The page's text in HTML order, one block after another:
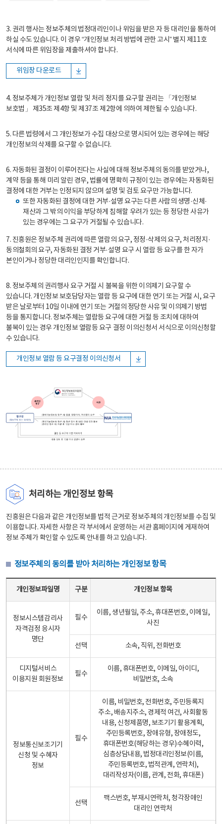
3. 권리 행사는 정보주체의 법정대리인이나 위임을 받은 자 등 대리인을 통하여
하실 수도 있습니다. 이 경우 “개인정보 처리 방법에 관한 고시” 별지 제11호
서식에 따른 위임장을 제출하셔야 합니다.
위임장 다운로드
4. 정보주체가 개인정보 열람 및 처리 정지를 요구할 권리는 「개인정보
보호법」 제35조 제4항 및 제37조 제2항에 의하여 제한될 수 있습니다.
5. 다른 법령에서 그 개인정보가 수집 대상으로 명시되어 있는 경우에는 해당
개인정보의 삭제를 요구할 수 없습니다.
6. 자동화된 결정이 이루어진다는 사실에 대해 정보주체의 동의를 받았거나,
계약 등을 통해 미리 알린 경우, 법률에 명확히 규정이 있는 경우에는 자동화된
결정에 대한 거부는 인정되지 않으며 설명 및 검토 요구만 가능합니다.
또한 자동화된 결정에 대한 거부·설명 요구는 다른 사람의 생명·신체·
재산과 그 밖의 이익을 부당하게 침해할 우려가 있는 등 정당한 사유가
있는 경우에는 그 요구가 거절될 수 있습니다.
7. 진흥원은 정보주체 권리에 따른 열람의 요구, 정정·삭제의 요구, 처리정지·
동의철회의 요구, 자동화된 결정 거부·설명 요구 시 열람 등 요구를 한 자가
본인이거나 정당한 대리인인지를 확인합니다.
8. 정보주체의 권리행사 요구 거절 시 불복을 위한 이의제기 요구할 수
있습니다. 개인정보 보호담당자는 열람 등 요구에 대한 연기 또는 거절 시, 요구
받은 날로부터 10일 이내에 연기 또는 거절의 정당한 사유 및 이의제기 방법
등을 통지합니다. 정보주체는 열람등 요구에 대한 거절 등 조치에 대하여
불복이 있는 경우 개인정보 열람등 요구 결정 이의신청서 서식으로 이의신청할
수 있습니다.
개인정보 열람 등 요구결정 이의신청서
처리하는 개인정보 항목
진흥원은 다음과 같은 개인정보를 법적 근거로 정보주체의 개인정보를 수집 및
이용합니다. 자세한 사항은 각 부서에서 운영하는 서관 홈페이지에 게재하여
정보 주체가 확인할 수 있도록 안내를 하고 있습니다.
정보주체의 동의를 받아 처리하는 개인정보 항목
개인정보파일명 구분 개인정보 항목
정보시스템감리사
자격검정 응시자
명단
필수
이름, 생년월일, 주소, 휴대폰번호, 이메일,
사진
선택 소속, 직위, 전화번호
디지털서비스
이용지원 회원정보
필수
이름, 휴대폰번호, 이메일, 아이디,
비밀번호, 소속
정보통신보조기기
신청 및 수혜자
정보
필수
이름, 비밀번호, 전화번호, 주민등록지
주소, 배송지주소, 경제적 여건, 사회활동
내용, 신청제품명, 보조기기 활용계획,
주민등록번호, 장애유형, 장애정도,
휴대폰번호(해당하는 경우)수혜이력,
심층상담내용, 법정대리인정보(이름,
주민등록번호, 법적관계, 연락처),
대리작성자(이름, 관계, 전화, 휴대폰)
선택
팩스번호, 부재시연락처, 청각장애인
대리인 연락처